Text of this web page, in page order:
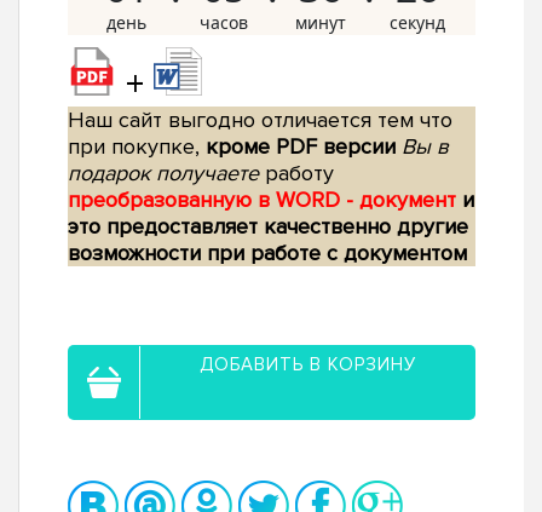
+
Наш сайт выгодно отличается тем что
при покупке, кроме PDF версии Вы в
подарок получаетеработу
преобразованную в WORD - документ и
это предоставляет качественно другие
возможности при работе с документом
ДОБАВИТЬ В КОРЗИНУ